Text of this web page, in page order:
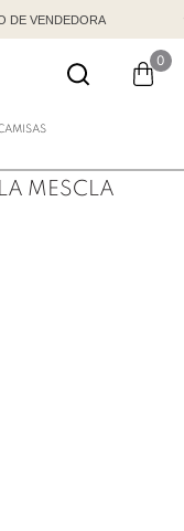
DE VENDEDORA
0
MESCLA